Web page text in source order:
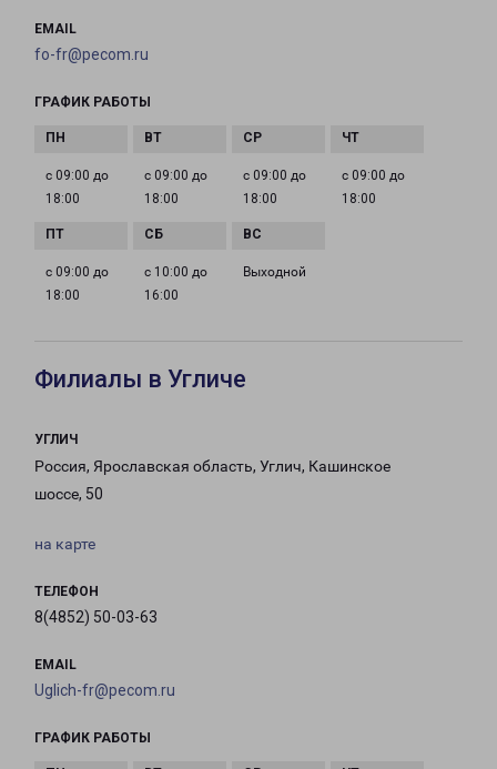
EMAIL
fo-fr@pecom.ru
ГРАФИК РАБОТЫ
с 09:00 до
18:00
с 09:00 до
18:00
с 09:00 до
18:00
с 09:00 до
18:00
с 09:00 до
18:00
с 10:00 до
16:00
Выходной
Филиалы в Угличе
УГЛИЧ
Россия, Ярославская область, Углич, Кашинское
шоссе, 50
на карте
ТЕЛЕФОН
8(4852) 50-03-63
EMAIL
Uglich-fr@pecom.ru
ГРАФИК РАБОТЫ